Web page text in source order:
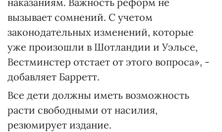
вызывает сомнений. С учетом
законодательных изменений, которые
уже произошли в Шотландии и Уэльсе,
Вестминстер отстает от этого вопроса», -
добавляет Барретт.
Все дети должны иметь возможность
расти свободными от насилия,
резюмирует издание.